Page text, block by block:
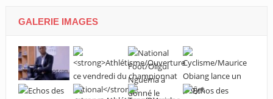
GALERIE IMAGES